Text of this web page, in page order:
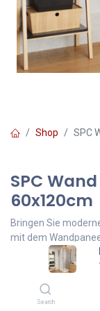
Search
Shop SPC
SPC
60x120cm
Bringen Sie
mit dem
Betonoptik mit
oder
Gefertigt aus
das Paneel 100 %